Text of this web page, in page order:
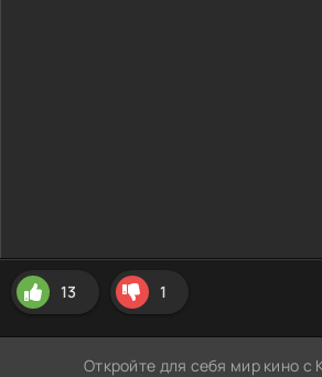
13 1
Откройте для себя мир кино с